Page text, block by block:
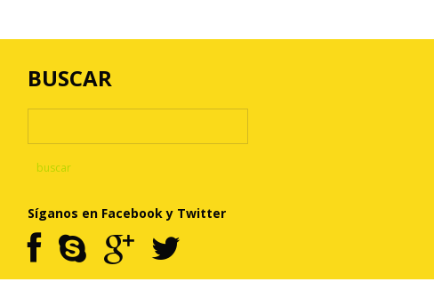
BUSCAR
Síganos en Facebook y Twitter